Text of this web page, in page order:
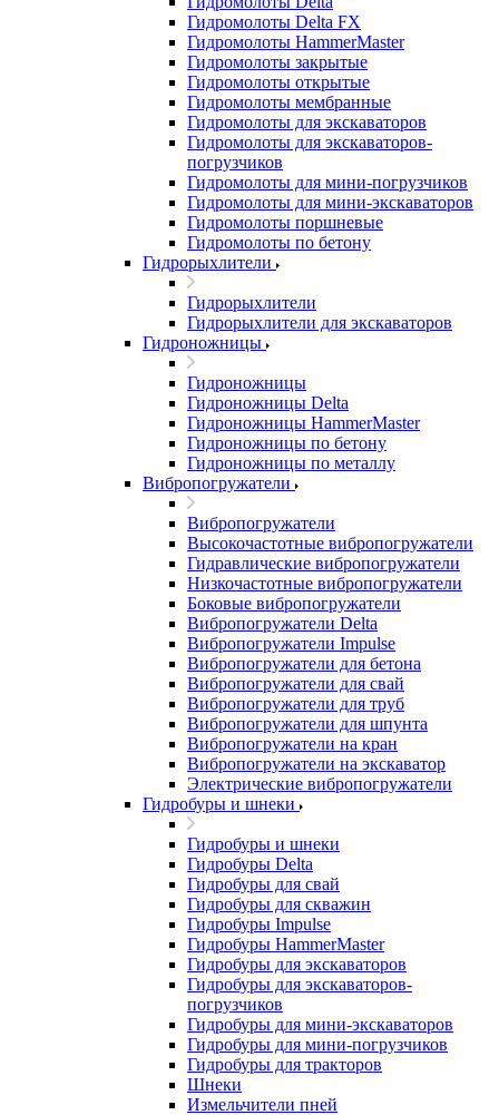
Гидромолоты Delta FX
Гидромолоты HammerMaster
Гидромолоты закрытые
Гидромолоты открытые
Гидромолоты мембранные
Гидромолоты для экскаваторов
Гидромолоты для экскаваторов-
погрузчиков
Гидромолоты для мини-погрузчиков
Гидромолоты для мини-экскаваторов
Гидромолоты поршневые
Гидромолоты по бетону
Гидрорыхлители
Гидрорыхлители
Гидрорыхлители для экскаваторов
Гидроножницы
Гидроножницы
Гидроножницы Delta
Гидроножницы HammerMaster
Гидроножницы по бетону
Гидроножницы по металлу
Вибропогружатели
Вибропогружатели
Высокочастотные вибропогружатели
Гидравлические вибропогружатели
Низкочастотные вибропогружатели
Боковые вибропогружатели
Вибропогружатели Delta
Вибропогружатели Impulse
Вибропогружатели для бетона
Вибропогружатели для свай
Вибропогружатели для труб
Вибропогружатели для шпунта
Вибропогружатели на кран
Вибропогружатели на экскаватор
Электрические вибропогружатели
Гидробуры и шнеки
Гидробуры и шнеки
Гидробуры Delta
Гидробуры для свай
Гидробуры для скважин
Гидробуры Impulse
Гидробуры HammerMaster
Гидробуры для экскаваторов
Гидробуры для экскаваторов-
погрузчиков
Гидробуры для мини-экскаваторов
Гидробуры для мини-погрузчиков
Гидробуры для тракторов
Шнеки
Измельчители пней